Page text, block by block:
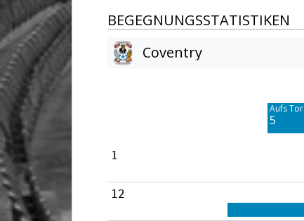
BEGEGNUNGSSTATISTIKEN
Coventry
Aufs Tor
5
1
12